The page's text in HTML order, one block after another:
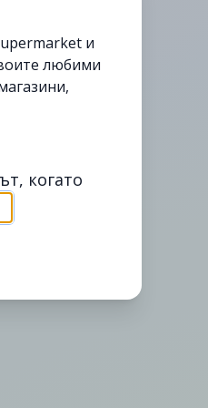
и
любими
когато